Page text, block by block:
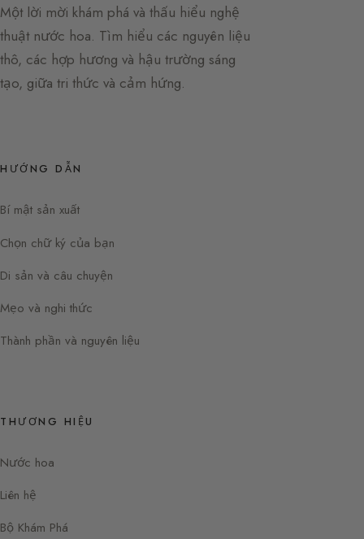
Một lời mời khám phá và thấu hiểu nghệ
thuật nước hoa. Tìm hiểu các nguyên liệu
thô, các hợp hương và hậu trường sáng
tạo, giữa tri thức và cảm hứng.
HƯỚNG DẪN
Bí mật sản xuất
Chọn chữ ký của bạn
Di sản và câu chuyện
Mẹo và nghi thức
Thành phần và nguyên liệu
THƯƠNG HIỆU
Nước hoa
Liên hệ
Bộ Khám Phá